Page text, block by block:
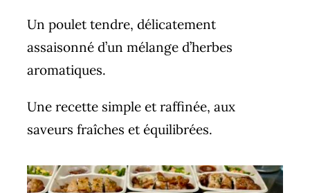
Un poulet tendre, délicatement
assaisonné d’un mélange d’herbes
aromatiques.
Une recette simple et raffinée, aux
saveurs fraîches et équilibrées.